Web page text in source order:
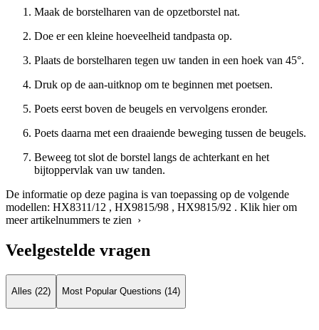
Maak de borstelharen van de opzetborstel nat.
Doe er een kleine hoeveelheid tandpasta op.
Plaats de borstelharen tegen uw tanden in een hoek van 45°.
Druk op de aan-uitknop om te beginnen met poetsen.
Poets eerst boven de beugels en vervolgens eronder.
Poets daarna met een draaiende beweging tussen de beugels.
Beweeg tot slot de borstel langs de achterkant en het
bijtoppervlak van uw tanden.
De informatie op deze pagina is van toepassing op de volgende
modellen: HX8311/12 , HX9815/98 , HX9815/92 . Klik hier om
meer artikelnummers te zien ›
Veelgestelde vragen
Alles (22) Most Popular Questions (14)